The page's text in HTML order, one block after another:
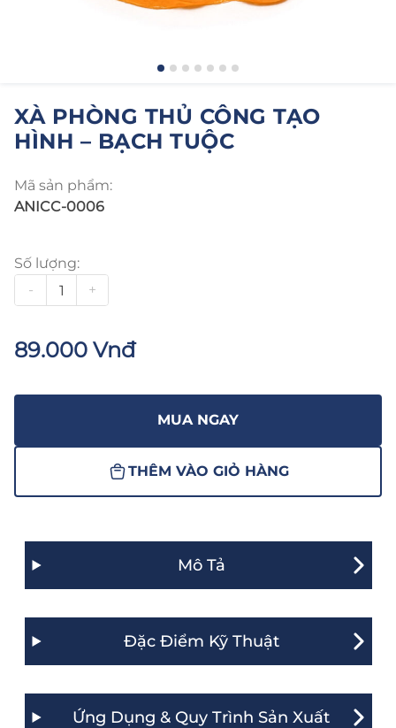
XÀ PHÒNG THỦ CÔNG TẠO
HÌNH – BẠCH TUỘC
Mã sản phẩm:
ANICC-0006
Số lượng:
-
+
89.000 Vnđ
MUA NGAY
THÊM VÀO GIỎ HÀNG
Mô Tả
Đặc Điểm Kỹ Thuật
Ứng Dụng & Quy Trình Sản Xuất